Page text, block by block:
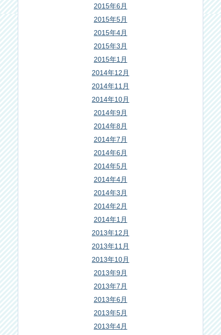
2015年6月
2015年5月
2015年4月
2015年3月
2015年1月
2014年12月
2014年11月
2014年10月
2014年9月
2014年8月
2014年7月
2014年6月
2014年5月
2014年4月
2014年3月
2014年2月
2014年1月
2013年12月
2013年11月
2013年10月
2013年9月
2013年7月
2013年6月
2013年5月
2013年4月